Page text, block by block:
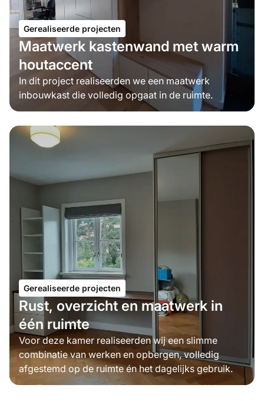
Gerealiseerde projecten
Maatwerk kastenwand met warm
houtaccent
In dit project realiseerden we een maatwerk
inbouwkast die volledig opgaat in de ruimte.
Gerealiseerde projecten
Rust, overzicht en maatwerk in
één ruimte
Voor deze kamer realiseerden wij een slimme
combinatie van werken en opbergen, volledig
afgestemd op de ruimte én het dagelijks gebruik.